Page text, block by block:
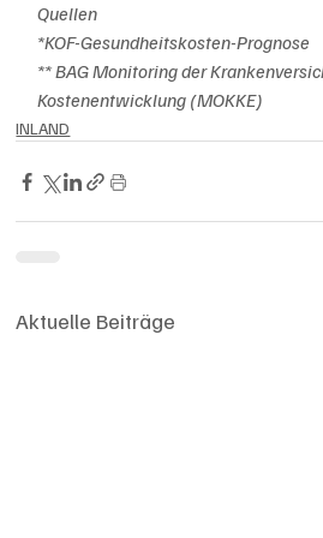
Quellen
*KOF-Gesundheitskosten-Prognose
** BAG Monitoring der
Kostenentwicklung (MOKKE)
INLAND
Aktuelle Beiträge